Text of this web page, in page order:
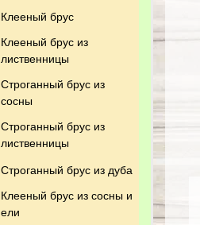
Клееный брус
Клееный брус из
лиственницы
Строганный брус из
сосны
Строганный брус из
лиственницы
Строганный брус из дуба
Клееный брус из сосны и
ели